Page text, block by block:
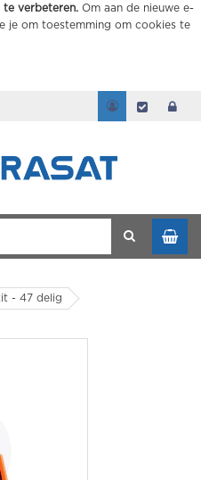
te verbeteren. Om aan de nieuwe e-
je om toestemming om cookies te
- 47 delig